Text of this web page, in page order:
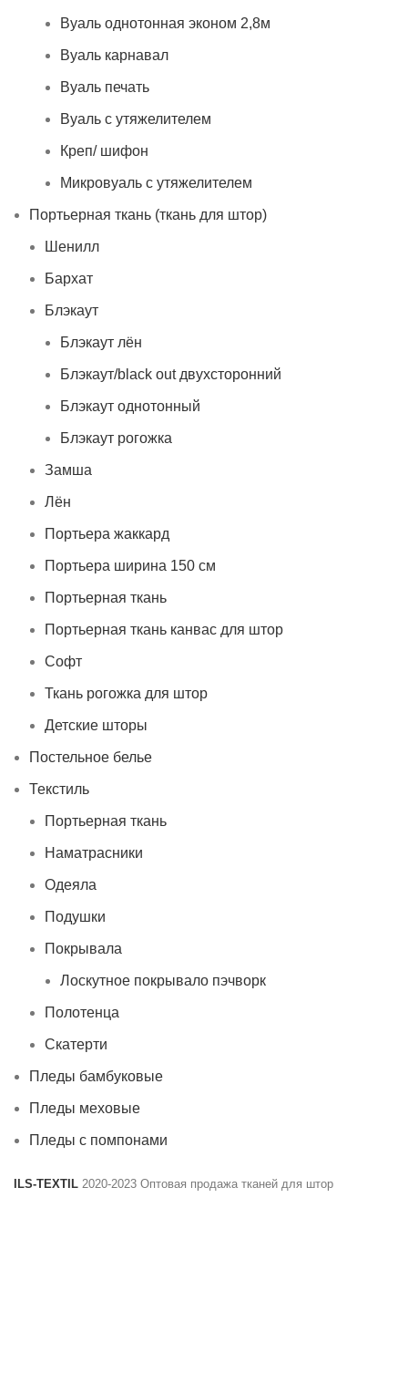
Вуаль однотонная эконом 2,8м
Вуаль карнавал
Вуаль печать
Вуаль с утяжелителем
Креп/ шифон
Микровуаль с утяжелителем
Портьерная ткань (ткань для штор)
Шенилл
Бархат
Блэкаут
Блэкаут лён
Блэкаут/black out двухсторонний
Блэкаут однотонный
Блэкаут рогожка
Замша
Лён
Портьера жаккард
Портьера ширина 150 см
Портьерная ткань
Портьерная ткань канвас для штор
Софт
Ткань рогожка для штор
Детские шторы
Постельное белье
Текстиль
Портьерная ткань
Наматрасники
Одеяла
Подушки
Покрывала
Лоскутное покрывало пэчворк
Полотенца
Скатерти
Пледы бамбуковые
Пледы меховые
Пледы с помпонами
ILS-TEXTIL 2020-2023 Оптовая продажа тканей для штор